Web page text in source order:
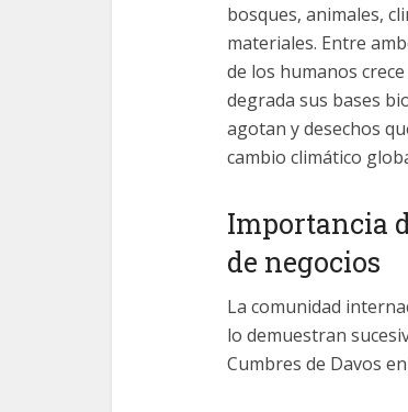
bosques, animales,
materiales. Entre
de los humanos
degrada sus bases
agotan y desechos
cambio climático
Importancia
de negocios
La comunidad
lo demuestran
Cumbres de Davos